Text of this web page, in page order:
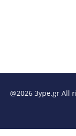
@2026 3ype.gr All